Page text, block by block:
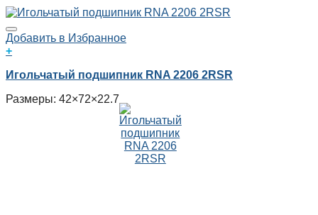
Добавить в Избранное
+
Игольчатый подшипник RNA 2206 2RSR
Размеры: 42×72×22.7